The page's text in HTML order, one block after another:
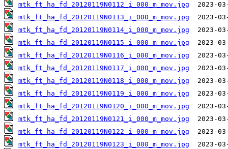
mtk_ft_ha_fd_20120119N0112_i_000_m_mov.jpg
mtk_ft_ha_fd_20120119N0113_i_000_m_mov.jpg
mtk_ft_ha_fd_20120119N0114_i_000_m_mov.jpg
mtk_ft_ha_fd_20120119N0115_i_000_m_mov.jpg
mtk_ft_ha_fd_20120119N0116_i_000_m_mov.jpg
mtk_ft_ha_fd_20120119N0117_i_000_m_mov.jpg
mtk_ft_ha_fd_20120119N0118_i_000_m_mov.jpg
mtk_ft_ha_fd_20120119N0119_i_000_m_mov.jpg
mtk_ft_ha_fd_20120119N0120_i_000_m_mov.jpg
mtk_ft_ha_fd_20120119N0121_i_000_m_mov.jpg
mtk_ft_ha_fd_20120119N0122_i_000_m_mov.jpg
mtk_ft_ha_fd_20120119N0123_i_000_m_mov.jpg